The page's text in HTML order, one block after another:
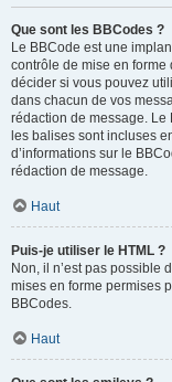
Que sont les BBCodes ?
Le BBCode est une
contrôle de mise en forme
décider si vous pouvez
dans chacun de vos
rédaction de message. Le
les balises sont incluses
d’informations sur le
rédaction de message.
Haut
Puis-je utiliser le HTML ?
Non, il n’est pas possible
mises en forme permises
BBCodes.
Haut